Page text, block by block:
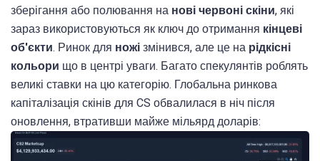
зберігання або полювання на нові червоні скіни, які
зараз використовуються як ключ до отримання кінцеві
об'єкти. Ринок для ножі змінився, але це на рідкісні
кольори що в центрі уваги. Багато спекулянтів роблять
великі ставки на цю категорію. Глобальна ринкова
капіталізація скінів для CS обвалилася в ніч після
оновлення, втративши майже мільярд доларів: